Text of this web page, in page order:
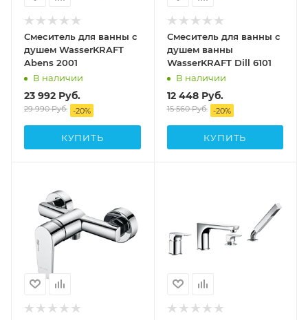
Смеситель для ванны с
душем WasserKRAFT
Abens 2001
В наличии
23 992 Руб.
29 990Руб. -20%
КУПИТЬ
Смеситель для ванны с
душем ванны
WasserKRAFT Dill 6101
В наличии
12 448Руб.
15 560Руб. -20%
КУПИТЬ